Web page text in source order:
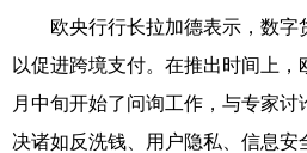
欧央行行长拉加德表示，数字
以促进跨境支付。在推出时间上
月中旬开始了问询工作，与专家
决诸如反洗钱、用户隐私、信息安